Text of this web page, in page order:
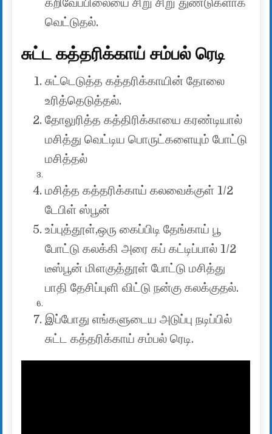
கறிவேப்பிலையை சிறு சிறு துண்டுகளாக
வெட்டுதல்.
சுட்ட கத்தரிக்காய் சம்பல் ரெடி
சுட்டெடுத்த கத்தரிக்காயின் தோலை
உரித்தெடுத்தல்.
தோலுரித்த கத்திரிக்காயை கரண்டியால்
மசித்து வெட்டிய பொருட்களையும் போட்டு
மசித்தல்
மசித்த கத்தரிக்காய் கலவைக்குள் 1/2
டேபிள் ஸ்பூன்
உப்புத்தூள்,ஒரு கைப்பிடி தேங்காய் பூ
போட்டு கலக்கி அரை கப் கட்டிப்பால் 1/2
டீஸ்பூன் மிளகுத்தூள் போட்டு மசித்து
பாதி தேசிப்புளி விட்டு நன்கு கலக்குதல்.
இப்போது எங்களுடைய அடுப்பு நடிப்பில்
சுட்ட கத்தரிக்காய் சம்பல் ரெடி.